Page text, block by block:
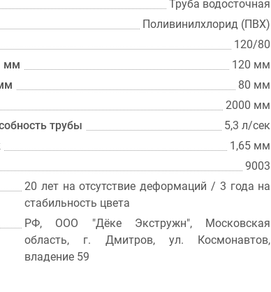
Труба водосточная
Поливинилхлорид (ПВХ)
120/80
мм
120 мм
80 мм
2000 мм
трубы
5,3 л/сек
1,65 мм
9003
20 лет на отсутствие деформаций / 3 года на
стабильность цвета
РФ, ООО "Дёке Экстружн", Московская
область, г. Дмитров, ул. Космонавтов,
владение 59